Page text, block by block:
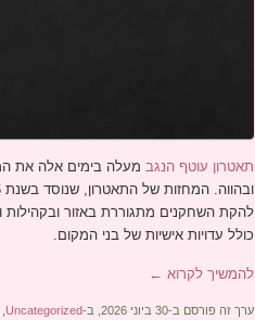
תאטרון עוטף הנגב מעלה בימים אלה את
להקת השחקנים מתגוררת באזור ובקהילות
כולל עדויות אישיות של בני המקום.
להמשיך לקרוא ←
ערך זה פורסם ב-30 ביוני 2026, ב- Uncategorized